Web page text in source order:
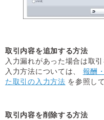
取引内容を追加する方法
入力漏れがあった場合は取
入力方法については、 報酬
た取引の入力方法 を参照し
取引内容を削除する方法